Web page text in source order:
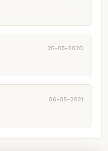
25-05-2020
06-05-2021